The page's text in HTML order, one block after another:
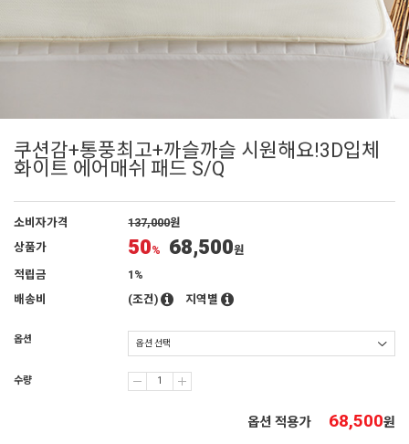
쿠션감+통풍최고+까슬까슬 시원해요!3D입체
화이트 에어매쉬 패드 S/Q
소비자가격 137,000원
상품가
50% 68,500원
적립금
1%
배송비
(조건) 지역별
옵션
수량
옵션 적용가 68,500원